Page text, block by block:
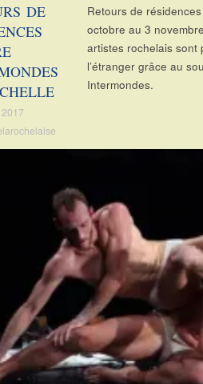
DE
Retours de
octobre au 3
artistes rochelais sont
l’étranger grâce au
Intermondes.